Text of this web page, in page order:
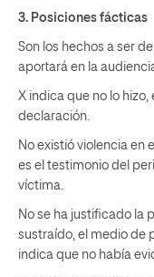
3. Posiciones fácticas
Son los hechos a ser
aportará en la
X indica que no lo
declaración.
No existió violencia en
es el testimonio del
víctima.
No se ha justificado la
sustraído, el medio de
indica que no había